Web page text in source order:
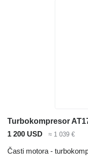
1 200 USD ≈ 1 039 €
Časti motora -